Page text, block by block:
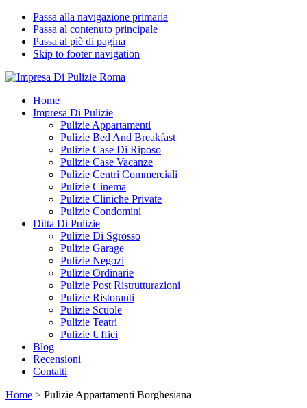
Passa alla navigazione primaria
Passa al contenuto principale
Passa al piè di pagina
Skip to footer navigation
Impresa Di Pulizie Roma
✅ Abitazioni e Attività Commerciali
Home
Impresa Di Pulizie
Pulizie Appartamenti
Pulizie Bed And Breakfast
Pulizie Case Di Riposo
Pulizie Case Vacanze
Pulizie Centri Commerciali
Pulizie Cinema
Pulizie Cliniche Private
Pulizie Condomini
Ditta Di Pulizie
Pulizie Di Sgrosso
Pulizie Garage
Pulizie Negozi
Pulizie Ordinarie
Pulizie Post Ristrutturazioni
Pulizie Ristoranti
Pulizie Scuole
Pulizie Teatri
Pulizie Uffici
Blog
Recensioni
Contatti
Home > Pulizie Appartamenti Borghesiana